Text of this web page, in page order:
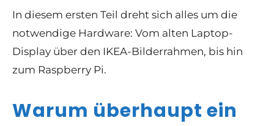
In diesem ersten Teil dreht sich alles um die
notwendige Hardware: Vom alten Laptop-
Display über den IKEA-Bilderrahmen, bis hin
zum Raspberry Pi.
Warum überhaupt ein